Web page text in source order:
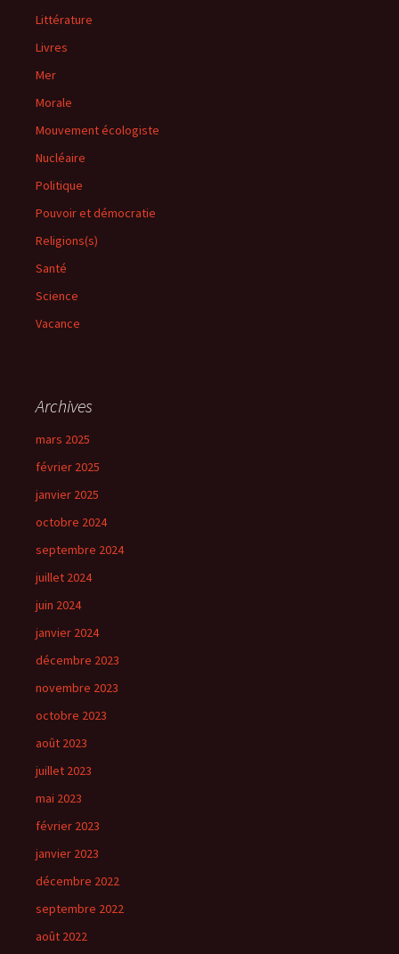
Littérature
Livres
Mer
Morale
Mouvement écologiste
Nucléaire
Politique
Pouvoir et démocratie
Religions(s)
Santé
Science
Vacance
Archives
mars 2025
février 2025
janvier 2025
octobre 2024
septembre 2024
juillet 2024
juin 2024
janvier 2024
décembre 2023
novembre 2023
octobre 2023
août 2023
juillet 2023
mai 2023
février 2023
janvier 2023
décembre 2022
septembre 2022
août 2022